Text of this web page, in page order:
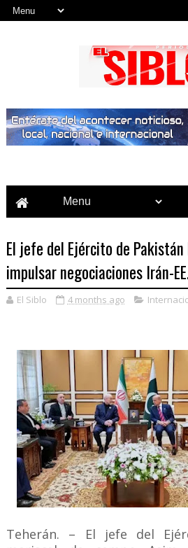
El jefe del Ejército de
impulsar negociaciones Irán-
El Siblo 4 months ago
Teherán. – El jefe del